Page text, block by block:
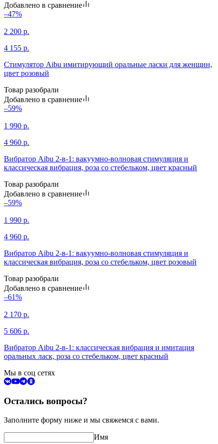
Добавлено в сравнение
–47%
2 200 р.
4 155 р.
Стимулятор Aibu имитирующий оральные ласки для женщин,
цвет розовый
Товар разобрали
Добавлено в сравнение
–59%
1 990 р.
4 960 р.
Вибратор Aibu 2-в-1: вакуумно-волновая стимуляция и
классическая вибрация, роза со стебельком, цвет красный
Товар разобрали
Добавлено в сравнение
–59%
1 990 р.
4 960 р.
Вибратор Aibu 2-в-1: вакуумно-волновая стимуляция и
классическая вибрация, роза со стебельком, цвет розовый
Товар разобрали
Добавлено в сравнение
–61%
2 170 р.
5 606 р.
Вибратор Aibu 2-в-1: классическая вибрация и имитация
оральных ласк, роза со стебельком, цвет красный
Мы в соц сетях
Остались вопросы?
Заполните форму ниже и мы свяжемся с вами.
Имя